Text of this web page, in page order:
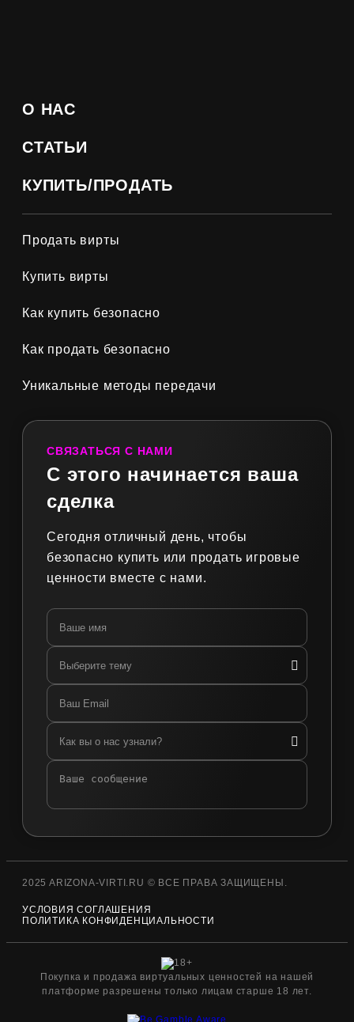
О НАС
СТАТЬИ
КУПИТЬ/ПРОДАТЬ
Продать вирты
Купить вирты
Как купить безопасно
Как продать безопасно
Уникальные методы передачи
СВЯЗАТЬСЯ С НАМИ
С этого начинается ваша
сделка
Сегодня отличный день, чтобы
безопасно купить или продать игровые
ценности вместе с нами.
2025 ARIZONA-VIRTI.RU © ВСЕ ПРАВА ЗАЩИЩЕНЫ.
УСЛОВИЯ СОГЛАШЕНИЯ
ПОЛИТИКА КОНФИДЕНЦИАЛЬНОСТИ
Покупка и продажа виртуальных ценностей на нашей
платформе разрешены только лицам старше 18 лет.